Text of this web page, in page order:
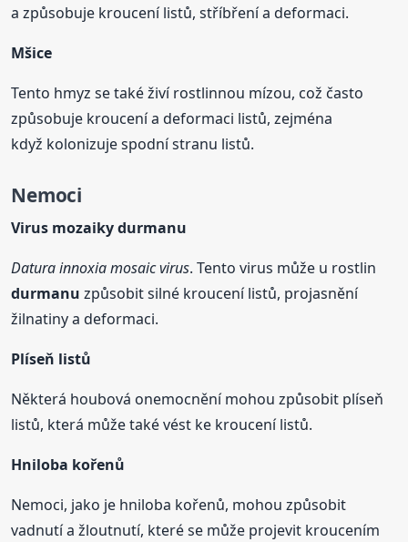
a způsobuje kroucení listů, stříbření a deformaci.
Mšice
Tento hmyz se také živí rostlinnou mízou, což často
způsobuje kroucení a deformaci listů, zejména
když kolonizuje spodní stranu listů.
Nemoci
Virus mozaikydurmanu
Datura innoxia mosaic virus. Tento virus může u rostlin
durmanu způsobit silné kroucení listů, projasnění
žilnatiny a deformaci.
Plíseň listů
Některá houbová onemocnění mohou způsobit plíseň
listů, která může také vést ke kroucení listů.
Hniloba kořenů
Nemoci, jako je hniloba kořenů, mohou způsobit
vadnutí a žloutnutí, které se může projevit kroucením